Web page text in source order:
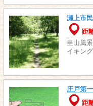
瀬上市
距
里山風
イキン
庄戸第
距